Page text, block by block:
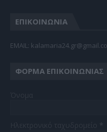
ΕΠΙΚΟΙΝΩΝΙΑ
EMAIL:
ΦΌΡΜΑ ΕΠΙΚΟΙΝΩΝΊΑΣ